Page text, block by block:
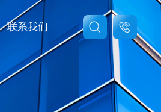
联系我们
联系我们
在线留言